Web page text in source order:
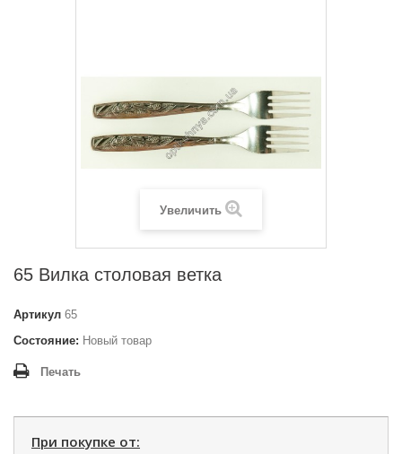
Увеличить
65 Вилка столовая ветка
Артикул 65
Состояние: Новый товар
Печать
При покупке от: